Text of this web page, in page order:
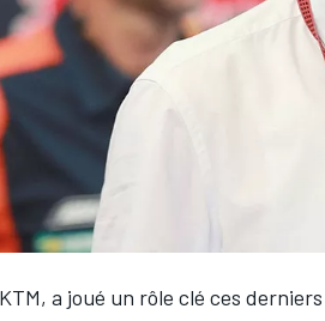
a joué un rôle clé ces